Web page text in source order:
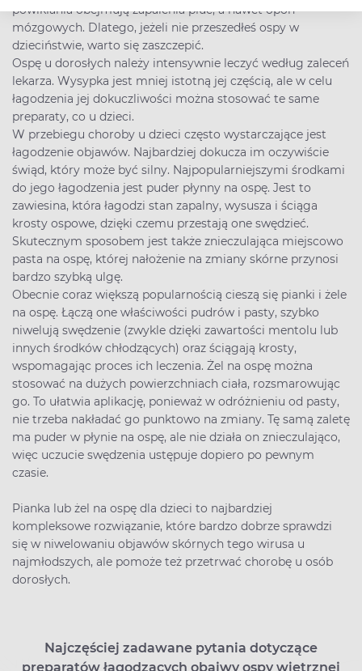
powikłania obejmują zapalenia płuc, a nawet opon
mózgowych. Dlatego, jeżeli nie przeszedłeś ospy w
dzieciństwie, warto się zaszczepić.
Ospę u dorosłych należy intensywnie leczyć według zaleceń
lekarza. Wysypka jest mniej istotną jej częścią, ale w celu
łagodzenia jej dokuczliwości można stosować te same
preparaty, co u dzieci.
W przebiegu choroby u dzieci często wystarczające jest
łagodzenie objawów. Najbardziej dokucza im oczywiście
świąd, który może być silny. Najpopularniejszymi środkami
do jego łagodzenia jest puder płynny na ospę. Jest to
zawiesina, która łagodzi stan zapalny, wysusza i ściąga
krosty ospowe, dzięki czemu przestają one swędzieć.
Skutecznym sposobem jest także znieczulająca miejscowo
pasta na ospę, której nałożenie na zmiany skórne przynosi
bardzo szybką ulgę.
Obecnie coraz większą popularnością cieszą się pianki i żele
na ospę. Łączą one właściwości pudrów i pasty, szybko
niwelują swędzenie (zwykle dzięki zawartości mentolu lub
innych środków chłodzących) oraz ściągają krosty,
wspomagając proces ich leczenia. Żel na ospę można
stosować na dużych powierzchniach ciała, rozsmarowując
go. To ułatwia aplikację, ponieważ w odróżnieniu od pasty,
nie trzeba nakładać go punktowo na zmiany. Tę samą zaletę
ma puder w płynie na ospę, ale nie działa on znieczulająco,
więc uczucie swędzenia ustępuje dopiero po pewnym
czasie.
Pianka lub żel na ospę dla dzieci to najbardziej
kompleksowe rozwiązanie, które bardzo dobrze sprawdzi
się w niwelowaniu objawów skórnych tego wirusa u
najmłodszych, ale pomoże też przetrwać chorobę u osób
dorosłych.
Najczęściej zadawane pytania dotyczące
preparatów łagodzących obajwy ospy wietrznej